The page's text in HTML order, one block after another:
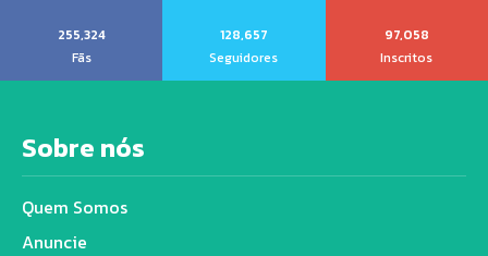
255,324
Fãs
128,657
Seguidores
97,058
Inscritos
Sobre nós
Quem Somos
Anuncie